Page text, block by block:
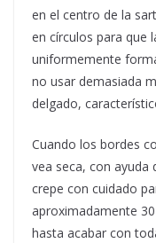
en el centro de la
en círculos para que
uniformemente
no usar demasiada
delgado,
Cuando los bordes
vea seca, con ayuda
crepe con cuidado
aproximadamente
hasta acabar con